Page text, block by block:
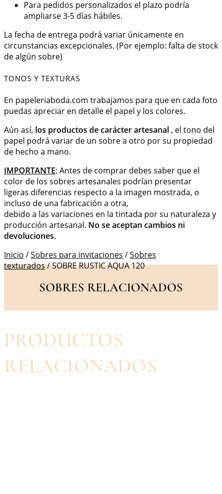
Para pedidos personalizados el plazo podría
ampliarse 3-5 días hábiles.
La fecha de entrega podrá variar únicamente en
circunstancias excepcionales. (Por ejemplo: falta de stock
de algún sobre)
TONOS Y TEXTURAS
En papeleriaboda.com trabajamos para que en cada foto
puedas apreciar en detalle el papel y los colores.
Aún así, los productos de carácter artesanal , el tono del
papel podrá variar de un sobre a otro por su propiedad
de hecho a mano.
IMPORTANTE: Antes de comprar debes saber que el
color de los sobres artesanales podrían presentar
ligeras diferencias respecto a la imagen mostrada, o
incluso de una fabricación a otra,
debido a las variaciones en la tintada por su naturaleza y
producción artesanal. No se aceptan cambios ni
devoluciones.
Inicio /Sobres para invitaciones /Sobres
texturados/ SOBRE RUSTIC AQUA 120
SOBRES RELACIONADOS
PRODUCTOS
RELACIONADOS